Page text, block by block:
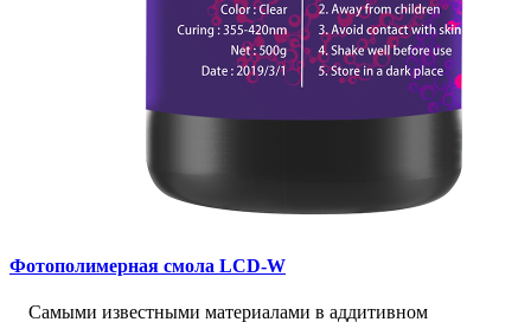
Фотополимерная смола LCD-W
Самыми известными материалами в аддитивном